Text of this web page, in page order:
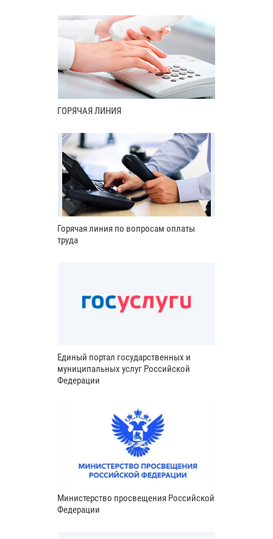
ГОРЯЧАЯ ЛИНИЯ
Горячая линия по вопросам оплаты
труда
Единый портал государственных и
муниципальных услуг Российской
Федерации
Министерство просвещения Российской
Федерации